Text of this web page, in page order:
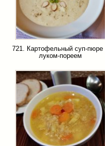
721. Картофельный суп-пюре
луком-пореем